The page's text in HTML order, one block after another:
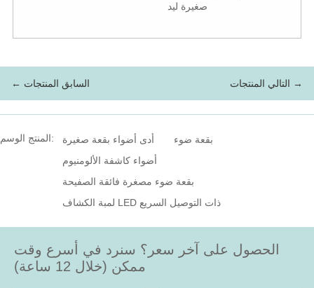
صغيرة ليد
← السابق المنتجات التالي المنتجات →
المنتج الوسم: أدى أضواء بقعة صغيرة
بقعة ضوء
أضواء كاشفة الألومنيوم
بقعة ضوء مصغرة فائقة الصفيحة
لمبة الكشاف LED ذات التوصيل السريع
الحصول على آخر سعر؟ سنرد في أسرع وقت
ممكن (خلال 12 ساعة)